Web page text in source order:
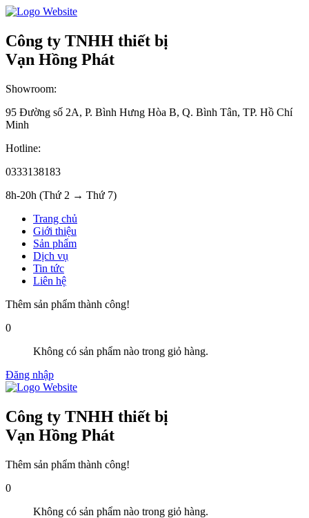
Công ty TNHH thiết bị
Vạn Hồng Phát
Showroom:
95 Đường số 2A, P. Bình Hưng Hòa B, Q. Bình Tân, TP. Hồ Chí
Minh
Hotline:
0333138183
8h-20h (Thứ 2 → Thứ 7)
Trang chủ
Giới thiệu
Sản phẩm
Dịch vụ
Tin tức
Liên hệ
Thêm sản phẩm thành công!
0
Không có sản phẩm nào trong giỏ hàng.
Đăng nhập
Công ty TNHH thiết bị
Vạn Hồng Phát
Thêm sản phẩm thành công!
0
Không có sản phẩm nào trong giỏ hàng.